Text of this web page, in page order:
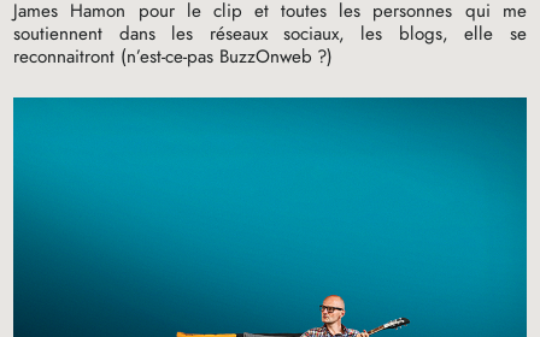
James Hamon pour le clip et toutes les personnes qui me
soutiennent dans les réseaux sociaux, les blogs, elle se
reconnaitront (n’est-ce-pas BuzzOnweb ?)